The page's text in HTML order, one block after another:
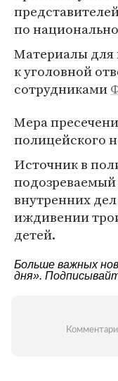
по
Материалы для
к уголовной
сотрудниками
Мера
полицейского
Источник в
подозреваемый
внутренних
иждивении
детей.
Больше важных
дня».